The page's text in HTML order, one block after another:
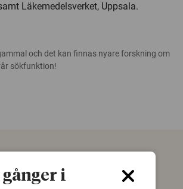
Läkemedelsverket, Uppsala.
och det kan finnas nyare forskning om
sökfunktion!
i